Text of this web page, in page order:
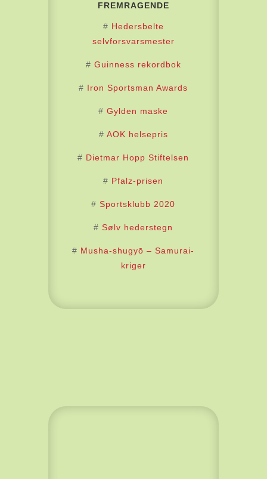
FREMRAGENDE
# Hedersbelte
selvforsvarsmester
# Guinness rekordbok
# Iron Sportsman Awards
#Gylden maske
# AOK helsepris
# Dietmar Hopp Stiftelsen
# Pfalz-prisen
#Sportsklubb 2020
#Sølv hederstegn
# Musha-shugyō – Samurai-
kriger